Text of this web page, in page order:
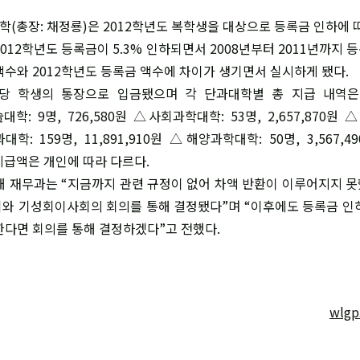
(총장: 채정룡)은 2012학년도 복학생을 대상으로 등록금 인하에
학년도 등록금이 5.3% 인하되면서 2008년부터 2011년까지
와 2012학년도 등록금 액수에 차이가 생기면서 실시하게 됐다.
학생의 통장으로 입금됐으며 각 단과대학별 총 지급 내
학: 9명, 726,580원 △사회과학대학: 53명, 2,657,870원 △
학: 159명, 11,891,910원 △해양과학대학: 50명,
액은 개인에 따라 다르다.
재무과는 “지금까지 관련 규정이 없어 차액 반환이 이루어지지
기성회이사회의 회의를 통해 결정됐다”며 “이후에도 등록금
면 회의를 통해 결정하겠다”고 전했다.